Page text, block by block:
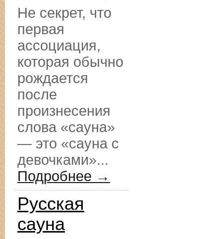
Не секрет, что
первая
ассоциация,
которая обычно
рождается
после
произнесения
слова «сауна»
— это «сауна с
девочками»...
Подробнее →
Русская
сауна